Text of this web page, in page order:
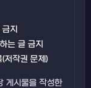
지
는 글 금지
저작권 문제)
게시물을 작성한